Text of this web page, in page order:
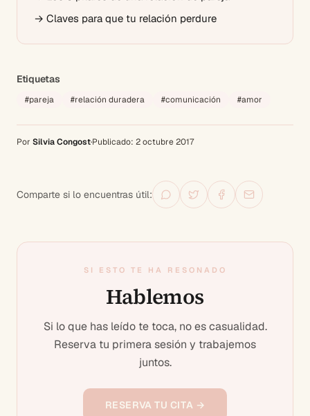
→ Claves para que tu relación perdure
Etiquetas
#pareja #relación duradera #comunicación #amor
Por Silvia Congost·Publicado: 2 octubre 2017
Comparte si lo encuentras útil:
SI ESTO TE HA RESONADO
Hablemos
Si lo que has leído te toca, no es casualidad.
Reserva tu primera sesión y trabajemos
juntos.
RESERVA TU CITA →